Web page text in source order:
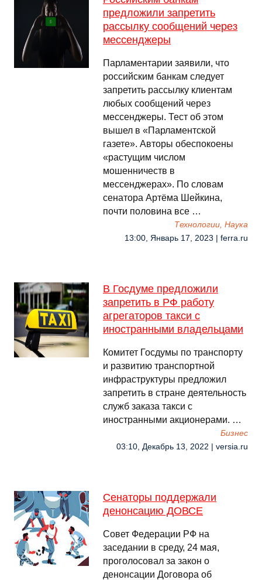
предложили запретить
рассылку сообщений через
мессенджеры
Парламентарии заявили, что
российским банкам следует
запретить рассылку клиентам
любых сообщений через
мессенджеры. Тест об этом
вышел в «Парламентской
газете». Авторы обеспокоены
«растущим числом
мошенничеств в
мессенджерах». По словам
сенатора Артёма Шейкина,
почти половина все …
Технологии, Наука
13:00, Январь 17, 2023 | ferra.ru
В Госдуме предложили
запретить в РФ работу
агрегаторов такси с
иностранными владельцами
Комитет Госдумы по транспорту
и развитию транспортной
инфраструктуры предложил
запретить в стране деятельность
служб заказа такси с
иностранными акционерами. …
Бизнес
03:10, Декабрь 13, 2022 | versia.ru
Сенаторы поддержали
денонсацию ДОВСЕ
Совет Федерации РФ на
заседании в среду, 24 мая,
проголосовал за закон о
денонсации Договора об